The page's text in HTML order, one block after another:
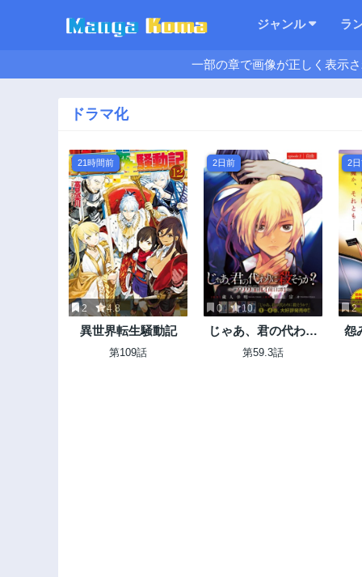
ジャンル ラ
一部の章で画像が正しく表示
ドラマ化
21時間前
2 4.8
異世界転生騒動記
第109話
2日前
0 10
じゃあ、君の代わり
に殺そうか?
第59.3話
2
2
怨